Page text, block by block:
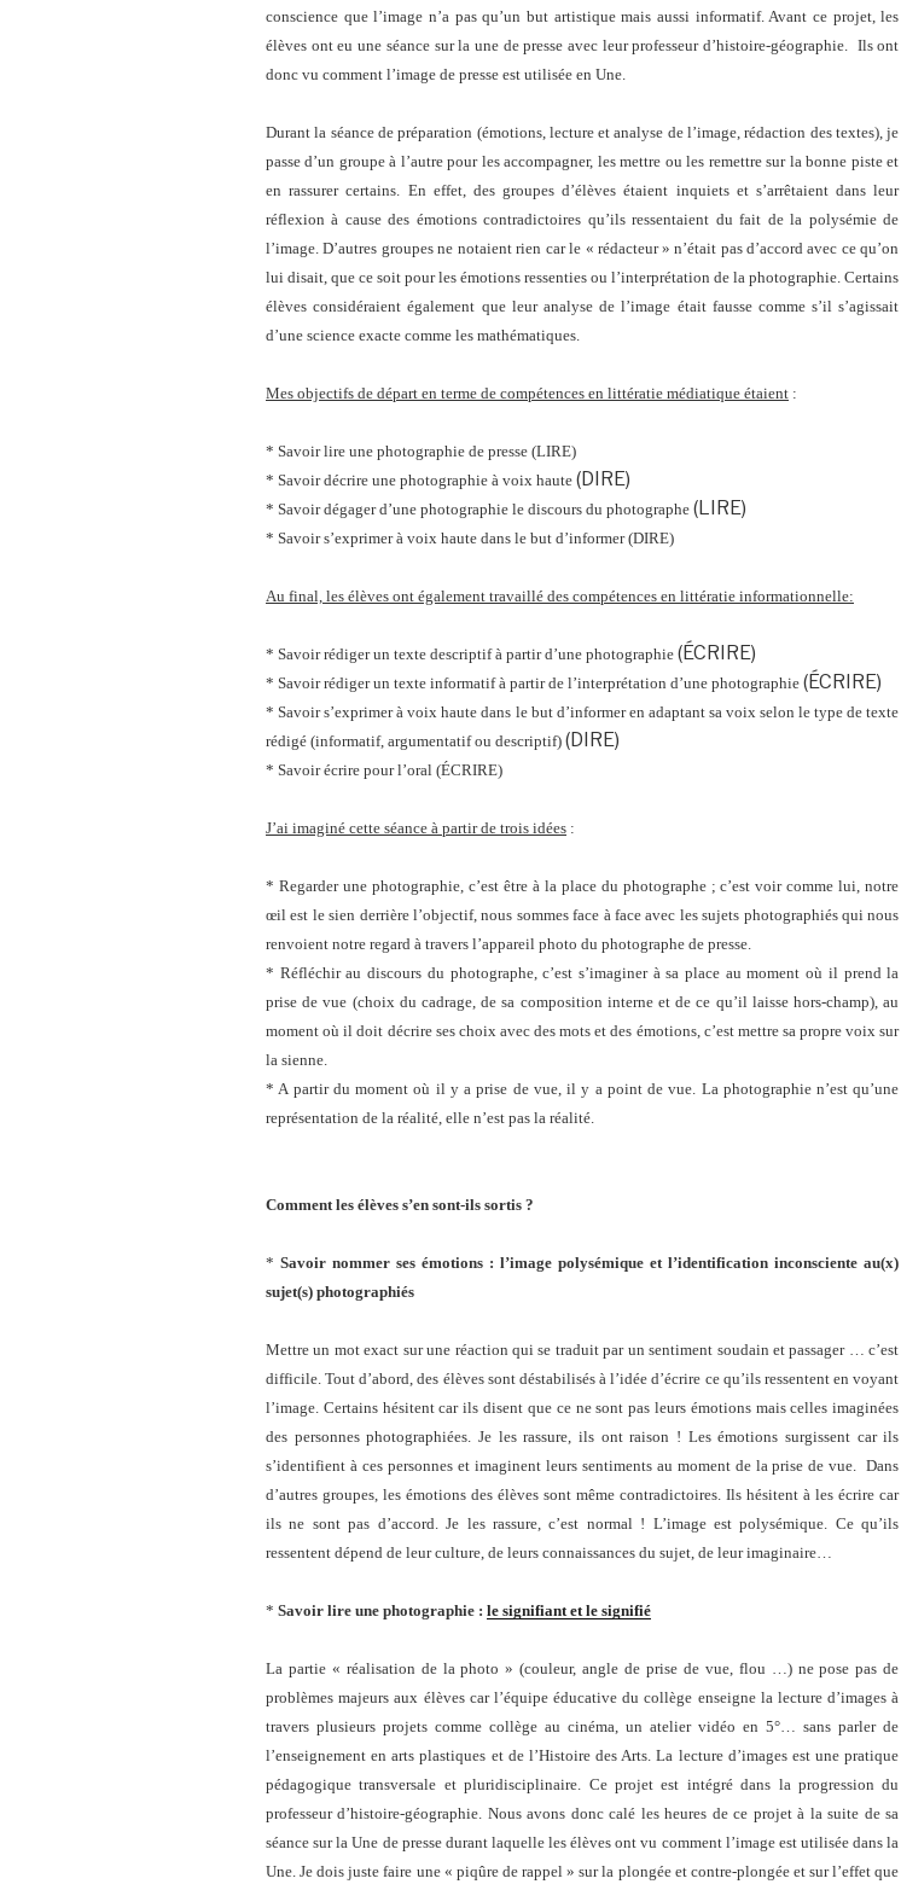
conscience que l’image n’a pas qu’un but artistique mais aussi informatif. Avant ce projet, les
élèves ont eu une séance sur la une de presse avec leur professeur d’histoire-géographie. Ils ont
donc vu comment l’image de presse est utilisée en Une.
Durant la séance de préparation (émotions, lecture et analyse de l’image, rédaction des textes), je
passe d’un groupe à l’autre pour les accompagner, les mettre ou les remettre sur la bonne piste et
en rassurer certains. En effet, des groupes d’élèves étaient inquiets et s’arrêtaient dans leur
réflexion à cause des émotions contradictoires qu’ils ressentaient du fait de la polysémie de
l’image. D’autres groupes ne notaient rien car le « rédacteur » n’était pas d’accord avec ce qu’on
lui disait, que ce soit pour les émotions ressenties ou l’interprétation de la photographie. Certains
élèves considéraient également que leur analyse de l’image était fausse comme s’il s’agissait
d’une science exacte comme les mathématiques.
Mes objectifs de départ en terme de compétences en littératie médiatique étaient :
* Savoir lire une photographie de presse (LIRE)
* Savoir décrire une photographie à voix haute (DIRE)
* Savoir dégager d’une photographie le discours du photographe (LIRE)
* Savoir s’exprimer à voix haute dans le but d’informer (DIRE)
Au final, les élèves ont également travaillé des compétences en littératie informationnelle:
* Savoir rédiger un texte descriptif à partir d’une photographie (ÉCRIRE)
* Savoir rédiger un texte informatif à partir de l’interprétation d’une photographie (ÉCRIRE)
* Savoir s’exprimer à voix haute dans le but d’informer en adaptant sa voix selon le type de texte
rédigé (informatif, argumentatif ou descriptif) (DIRE)
* Savoir écrire pour l’oral (ÉCRIRE)
J’ai imaginé cette séance à partir de trois idées :
* Regarder une photographie, c’est être à la place du photographe ; c’est voir comme lui, notre
œil est le sien derrière l’objectif, nous sommes face à face avec les sujets photographiés qui nous
renvoient notre regard à travers l’appareil photo du photographe de presse.
* Réfléchir au discours du photographe, c’est s’imaginer à sa place au moment où il prend la
prise de vue (choix du cadrage, de sa composition interne et de ce qu’il laisse hors-champ), au
moment où il doit décrire ses choix avec des mots et des émotions, c’est mettre sa propre voix sur
la sienne.
* A partir du moment où il y a prise de vue, il y a point de vue. La photographie n’est qu’une
représentation de la réalité, elle n’est pas la réalité.
Comment les élèves s’en sont-ils sortis ?
*Savoir nommer ses émotions : l’image polysémique et l’identification inconsciente au(x)
sujet(s) photographiés
Mettre un mot exact sur une réaction qui se traduit par un sentiment soudain et passager … c’est
difficile. Tout d’abord, des élèves sont déstabilisés à l’idée d’écrire ce qu’ils ressentent en voyant
l’image. Certains hésitent car ils disent que ce ne sont pas leurs émotions mais celles imaginées
des personnes photographiées. Je les rassure, ils ont raison ! Les émotions surgissent car ils
s’identifient à ces personnes et imaginent leurs sentiments au moment de la prise de vue. Dans
d’autres groupes, les émotions des élèves sont même contradictoires. Ils hésitent à les écrire car
ils ne sont pas d’accord. Je les rassure, c’est normal ! L’image est polysémique. Ce qu’ils
ressentent dépend de leur culture, de leurs connaissances du sujet, de leur imaginaire…
* Savoir lire une photographie : le signifiant et le signifié
La partie « réalisation de la photo » (couleur, angle de prise de vue, flou …) ne pose pas de
problèmes majeurs aux élèves car l’équipe éducative du collège enseigne la lecture d’images à
travers plusieurs projets comme collège au cinéma, un atelier vidéo en 5°… sans parler de
l’enseignement en arts plastiques et de l’Histoire des Arts. La lecture d’images est une pratique
pédagogique transversale et pluridisciplinaire. Ce projet est intégré dans la progression du
professeur d’histoire-géographie. Nous avons donc calé les heures de ce projet à la suite de sa
séance sur la Une de presse durant laquelle les élèves ont vu comment l’image est utilisée dans la
Une. Je dois juste faire une « piqûre de rappel » sur la plongée et contre-plongée et sur l’effet que